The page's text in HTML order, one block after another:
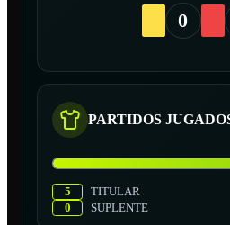
0
PARTIDOS
5
TITULAR
0
SUPLENTE